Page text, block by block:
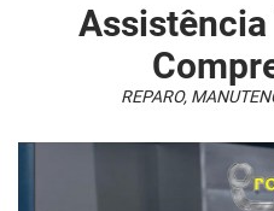
COMPRESSOR DE AR 30 PÉS
COMPRESSOR DE AR
COMPRESSOR DE AR
REPARO,